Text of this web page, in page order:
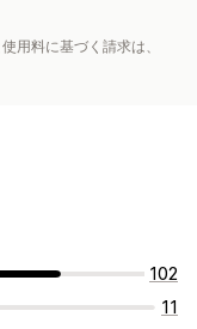
用料に基づく請求は、
102
11